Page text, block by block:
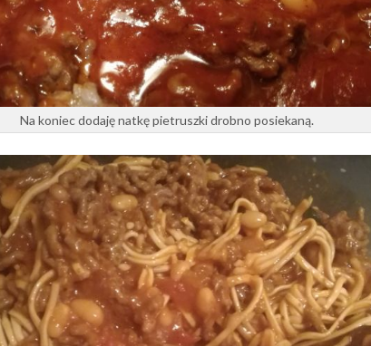
Na koniec dodaję natkę pietruszki drobno posiekaną.